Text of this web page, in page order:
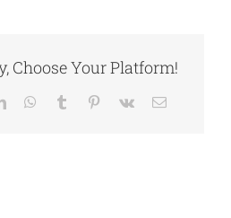
Choose Your Platform!
LinkedInWhatsApp
Tumblr Pinterest
Vk Email